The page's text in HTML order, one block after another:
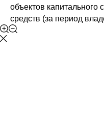
объектов капитального
средств (за период